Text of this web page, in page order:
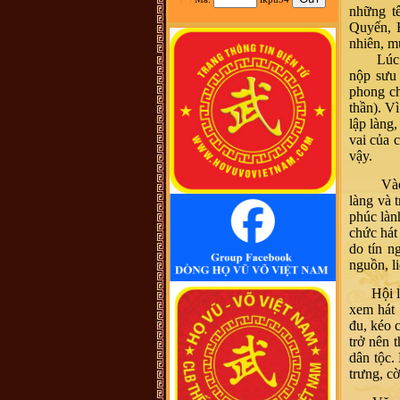
tộc Vũ-Võ.
HBH :Dạ con/cháu/em xin phép tìm
nhánh Võ Hy của cụ Võ Liêm ở làng
Thần Phù Huế ạ. Xin cám ơn
vũ đình diện :tổ tiên tôi tên là vũ
chính trực chạy từ quận thái nguyên
vào nghệ an nay tôi đăng lên đây
không biết dòng họ vũ võ nào có tài
liệu của dòng họ tôi ko
Võ Như Hoàng Phước :Như Vũ
Phong bên trên có nói, từ thời HBT
đã có họ Vũ, rồi bao nhiêu họ
Vũ/Võ không phải từ ông cụ Vũ
Hồn mà phát sinh ra. Ở đây mình
cũng không thấy cây phả hệ đầy đủ
từ dòng họ Vũ (Hồn). Như họ Võ
Như của mình ở Quảng Nam thì lại
phát tích từ ông Võ Như Phô, con
ông Võ Như Oanh di cư từ miền bắc
(không rõ tỉnh) vào từ năm 1667.
Việc tìm hiểu cội nguồn cũng chưa
trong tộc họ dẫn về tộc Vũ/Võ với
cụ tổ Vũ Hồn nhưng không có cây
phả hệ để thấy sự gắn kết này. Mong
một ngày sẽ có cây phả hệ để mọi
con dân họ Vũ/Võ có thể biết dòng
máu trong mình từ đâu ra. Trân
trọng.
Vũ Phong :Tôi thấy từ thời Hai Bà
TRưng đã có họ Vũ ,Các bác có thể
xem sự tích tướng quân Bát Nàn.Nên
nói họ Vũ ở ViệtNam xuất phát kỷ
13 -Với Ông tổ là Vũ Hồn ,là không
thuyết Phục.
những
Quyến,
nhiên,
Lúc
nộp
phong
thần).
lập
vai của
vậy.
Vào
làng và
phúc
chức
do tín
nguồn,
Hội
xem hát
đu, kéo
trở nên
dân tộc.
trưng,